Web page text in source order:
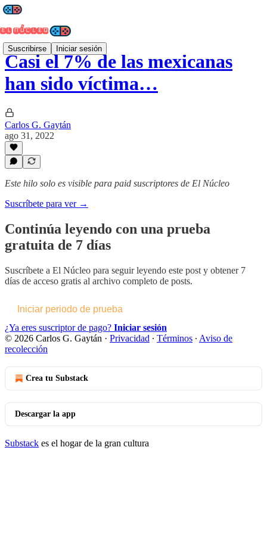
Suscribirse Iniciar sesión
Casi el 7% de las mexicanas
han sido víctima…
Carlos G. Gaytán
ago 31, 2022
Este hilo solo es visible para paid suscriptores de El Núcleo
Suscríbete para ver →
Continúa leyendo con una prueba
gratuita de 7 días
Suscríbete a El Núcleo para seguir leyendo este post y obtener 7
días de acceso gratis al archivo completo de posts.
Iniciar periodo de prueba
¿Ya eres suscriptor de pago? Iniciar sesión
© 2026 Carlos G. Gaytán · Privacidad ∙ Términos ∙ Aviso de
recolección
Crea tu Substack
Descargar la app
Substack es el hogar de la gran cultura